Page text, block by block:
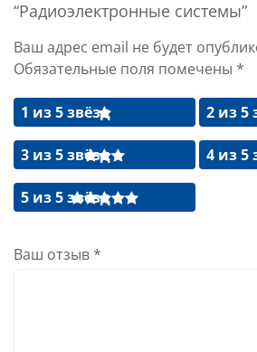
“Радиоэлектронные системы”
Ваш адрес email не будет
Обязательные поля помечены *
1 из 5 звёзд 2 из 5
3 из 5 звёзд 4 из 5
5 из 5 звёзд
Ваш отзыв *